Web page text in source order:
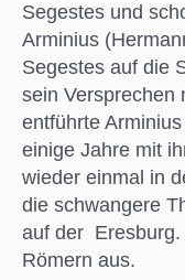
Segestes und
Arminius
Segestes auf die
sein Versprechen
entführte
einige Jahre mit
wieder einmal in
die schwangere
auf der Eresburg.
Römern aus.